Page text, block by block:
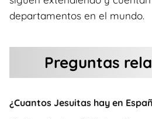
departamentos en el mundo.
Preguntas
¿Cuantos Jesuitas hay en